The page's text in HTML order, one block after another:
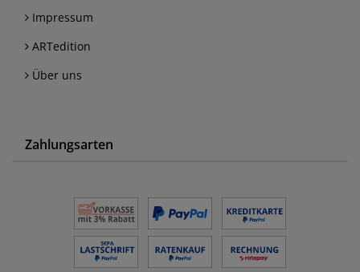
Impressum
ARTedition
Über uns
Zahlungsarten